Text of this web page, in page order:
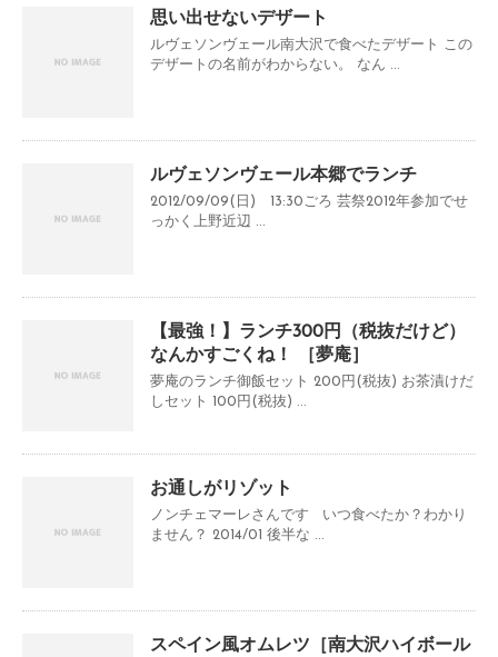
思い出せないデザート
ルヴェソンヴェール南大沢で食べたデザート この
デザートの名前がわからない。 なん ...
ルヴェソンヴェール本郷でランチ
2012/09/09(日) 13:30ごろ 芸祭2012年参加でせ
っかく上野近辺 ...
【最強！】ランチ300円（税抜だけど）
なんかすごくね！ ［夢庵］
夢庵のランチ御飯セット 200円(税抜) お茶漬けだ
しセット 100円(税抜) ...
お通しがリゾット
ノンチェマーレさんです いつ食べたか？わかり
ません？ 2014/01 後半な ...
スペイン風オムレツ［南大沢ハイボール